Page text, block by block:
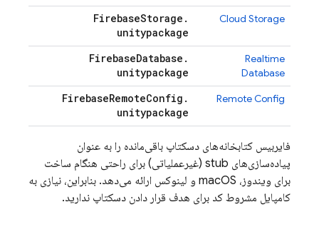
Cloud Storage
FirebaseStorage .
unitypackage
Realtime
Database
FirebaseDatabase .
unitypackage
Remote Config
FirebaseRemoteConfig .
unitypackage
فایربیس کتابخانه‌های دسکتاپ باقی‌مانده را به عنوان
پیاده‌سازی‌های stub (غیرعملیاتی) برای راحتی هنگام ساخت
برای ویندوز، macOS و لینوکس ارائه می‌دهد. بنابراین، نیازی به
کامپایل مشروط کد برای هدف قرار دادن دسکتاپ ندارید.